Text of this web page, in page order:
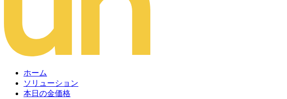
ホーム
ソリューション
本日の金価格